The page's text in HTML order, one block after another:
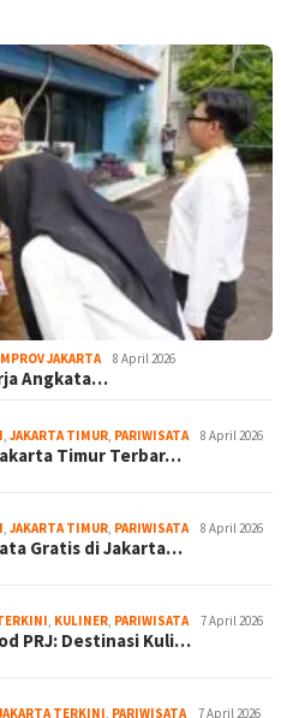
JAKARTA 8 April 2026
Angkata…
, JAKARTA TIMUR, PARIWISATA 8 April 2026
Timur Terbar…
, JAKARTA TIMUR, PARIWISATA 8 April 2026
Gratis di Jakarta…
, KULINER, PARIWISATA 7 April 2026
PRJ: Destinasi Kuli…
TERKINI, PARIWISATA 7 April 2026